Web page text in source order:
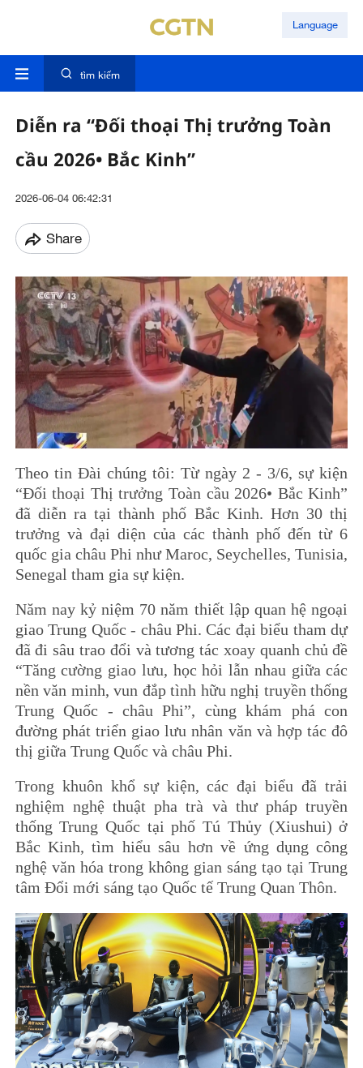
Language
tìm kiếm
Diễn ra “Đối thoại Thị trưởng Toàn
cầu 2026• Bắc Kinh”
2026-06-04 06:42:31
Share
Theo tin Đài chúng tôi: Từ ngày 2 - 3/6, sự kiện
“Đối thoại Thị trưởng Toàn cầu 2026• Bắc Kinh”
đã diễn ra tại thành phố Bắc Kinh. Hơn 30 thị
trưởng và đại diện của các thành phố đến từ 6
quốc gia châu Phi như Maroc, Seychelles, Tunisia,
Senegal tham gia sự kiện.
Năm nay kỷ niệm 70 năm thiết lập quan hệ ngoại
giao Trung Quốc - châu Phi. Các đại biểu tham dự
đã đi sâu trao đổi và tương tác xoay quanh chủ đề
“Tăng cường giao lưu, học hỏi lẫn nhau giữa các
nền văn minh, vun đắp tình hữu nghị truyền thống
Trung Quốc - châu Phi”, cùng khám phá con
đường phát triển giao lưu nhân văn và hợp tác đô
thị giữa Trung Quốc và châu Phi.
Trong khuôn khổ sự kiện, các đại biểu đã trải
nghiệm nghệ thuật pha trà và thư pháp truyền
thống Trung Quốc tại phố Tú Thủy (Xiushui) ở
Bắc Kinh, tìm hiểu sâu hơn về ứng dụng công
nghệ văn hóa trong không gian sáng tạo tại Trung
tâm Đổi mới sáng tạo Quốc tế Trung Quan Thôn.